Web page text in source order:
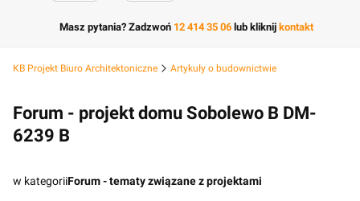
Masz pytania? Zadzwoń 12 414 35 06 lub kliknij kontakt
KB Projekt Biuro Architektoniczne Artykuły o budownictwie
Forum - projekt domu Sobolewo B DM-
6239 B
w kategoriiForum - tematy związane z projektami